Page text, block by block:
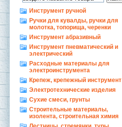
Инструмент ручной
Ручки для кувалды, ручки для
молотка, топорища, черенки
Инструмент абразивный
Инструмент пневматический и
электрический
Расходные материалы для
электроинструмента
Крепеж, крепежный инструмент
Электротехнические изделия
Сухие смеси, грунты
Строительные материалы,
изолента, строительная химия